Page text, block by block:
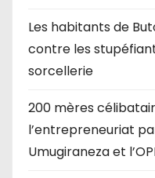
Les habitants de
contre les
sorcellerie
200 mères
l’entrepreneuriat
Umugiraneza et